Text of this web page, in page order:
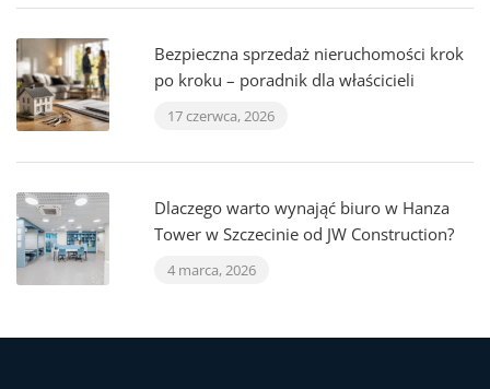
Bezpieczna sprzedaż nieruchomości krok
po kroku – poradnik dla właścicieli
17 czerwca, 2026
Dlaczego warto wynająć biuro w Hanza
Tower w Szczecinie od JW Construction?
4 marca, 2026